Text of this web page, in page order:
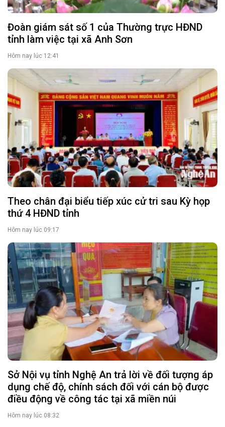
Đoàn giám sát số 1 của Thường trực HĐND
tỉnh làm việc tại xã Anh Sơn
Hôm nay lúc 12:41
Theo chân đại biểu tiếp xúc cử tri sau Kỳ họp
thứ 4 HĐND tỉnh
Hôm nay lúc 09:17
Sở Nội vụ tỉnh Nghệ An trả lời về đối tượng áp
dụng chế độ, chính sách đối với cán bộ được
điều động về công tác tại xã miền núi
Hôm nay lúc 08:32